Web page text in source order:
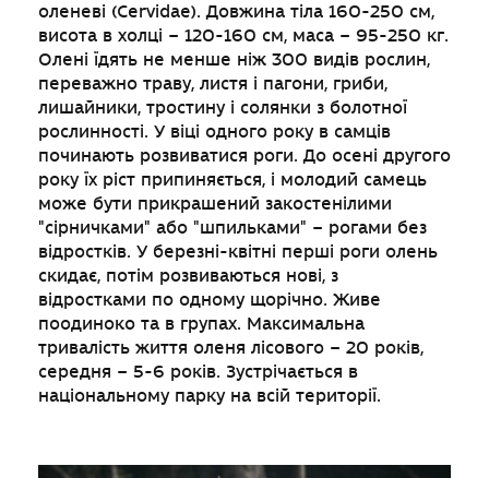
оленеві (Cervidae). Довжина тіла 160-250 см,
висота в холці – 120-160 см, маса – 95-250 кг.
Олені їдять не менше ніж 300 видів рослин,
переважно траву, листя і пагони, гриби,
лишайники, тростину і солянки з болотної
рослинності. У віці одного року в самців
починають розвиватися роги. До осені другого
року їх ріст припиняється, і молодий самець
може бути прикрашений закостенілими
"сірничками" або "шпильками" – рогами без
відростків. У березні-квітні перші роги олень
скидає, потім розвиваються нові, з
відростками по одному щорічно. Живе
поодиноко та в групах. Максимальна
тривалість життя оленя лісового – 20 років,
середня – 5-6 років. Зустрічається в
національному парку на всій території.